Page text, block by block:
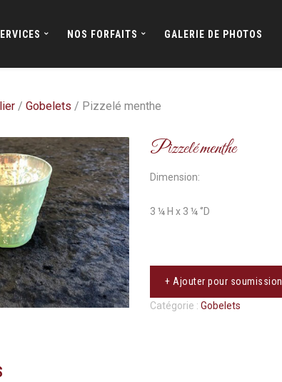
NOS FORFAITS GALERIE DE PHOTOS
/ Gobelets / Pizzelé menthe
Pizzelé menthe
Dimension:
3 ¼ H x 3 ¼ ‘’D
+ Ajouter pour soumission
Catégorie :Gobelets